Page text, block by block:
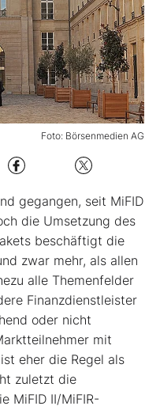
Foto: Börsenmedien AG
gegangen, seit MiFID
die Umsetzung des
beschäftigt die
zwar mehr, als allen
alle Themenfelder
Finanzdienstleister
oder nicht
mit
eher die Regel als
zuletzt die
MiFID II/MiFIR-